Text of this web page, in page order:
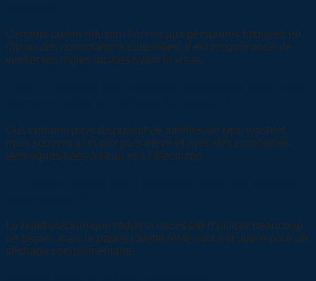
Certains onsen refusent l’accès aux personnes tatouées en
raison des connotations culturelles. Il est recommandé de
vérifier les règles locales avant la visite.
Oui, certains pays disposent de toilettes de type washlet,
mais souvent à un prix plus élevé et avec des contraintes
techniques liées à l’eau et à l’électricité.
Le bidet électronique réduit la nécessité d’utiliser beaucoup
de papier, mais le papier toilette reste souvent utilisé pour un
séchage complémentaire.